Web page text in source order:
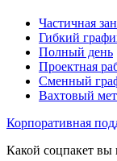
Частичная
Гибкий
Полный день
Проектная
Сменный
Вахтовый
Корпоративная
Какой соцпакет вы